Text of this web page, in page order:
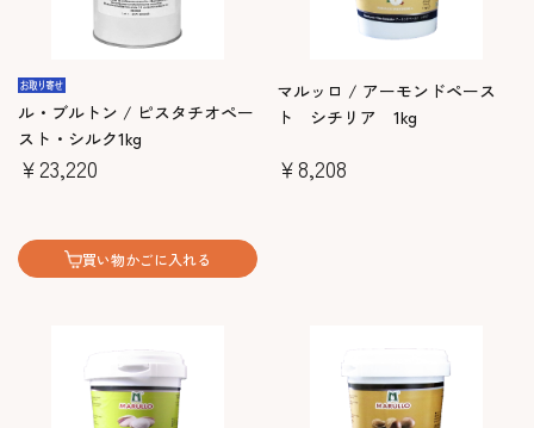
ル・ブルトン / ピスタチオペー
スト・シルク1kg
￥23,220
買い物かごに入れる
マルッロ / アーモンドペース
ト シチリア 1kg
￥8,208